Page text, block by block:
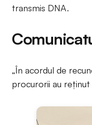
transmis DNA.
„În acordul de
procurorii au